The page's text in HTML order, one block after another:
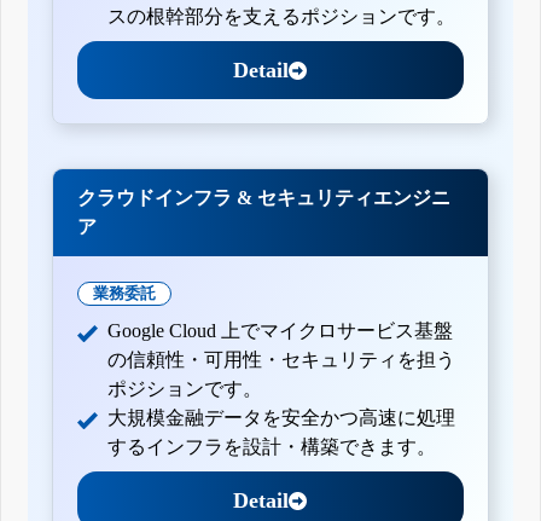
スの根幹部分を支えるポジションです。
Detail
クラウドインフラ & セキュリティエンジニ
ア
業務委託
Google Cloud 上でマイクロサービス基盤
の信頼性・可用性・セキュリティを担う
ポジションです。
大規模金融データを安全かつ高速に処理
するインフラを設計・構築できます。
Detail